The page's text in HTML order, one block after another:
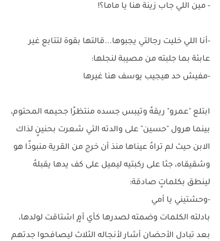
- مين اللي جاب زينة هنا يا ماما؟!
-أنا اللي خليت رجالتي يجبوها...قالتها بقوة لتتابع غير
عابئة بما جلبته من مصيبة لنجلها:
-مفيش حد هيجيب يوسف هنا غيرها
ابتلع "عمرو" ريقهُ وتيبس جسده منتظرًا جحيمه المحتوم،
بينما هرول "حسين" على والدته التي شعرت بحنينٍ لذاك
الابن حيث لم تراهُ عيناها منذ أن خرج من القرية منبوذًا هو
وشقيقاه، جثا على ركبتيه ليميل على كف يدها يقبلهُ
لينطق بكلماتٍ صادقة:
-وحشتيني يا أمي
بادلته الكلمات وضمته لصدرها كأي أمٍ اشتاقت لولدها،
بعد تبادل الأحضان أشار لأنجاله الثلاث ليصافحوا جدتهم